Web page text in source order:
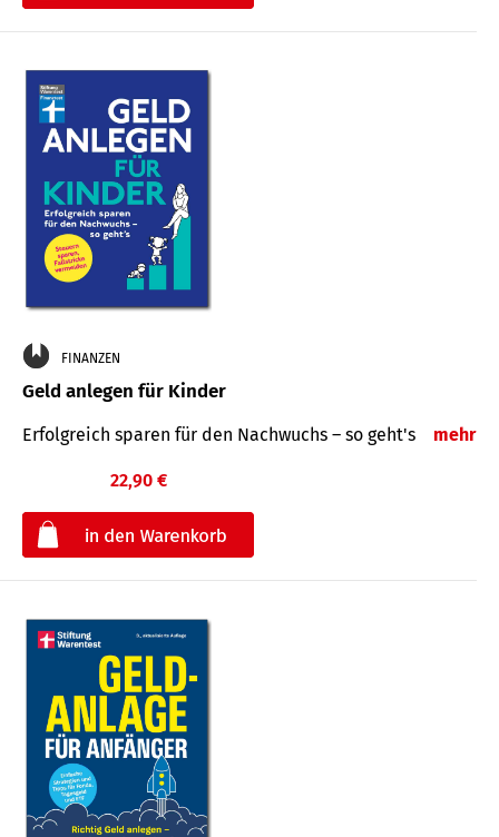
FINANZEN
Geld anlegen für Kinder
Erfolgreich sparen für den Nachwuchs – so geht's mehr
22,90 €